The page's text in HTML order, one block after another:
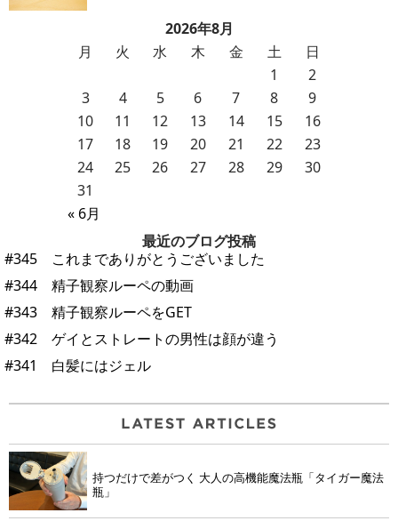
2026年8月
月
火 水 木 金 土 日
« 6月
1
2
3
4 5 6 7 8
9
10
11 12 13 14 15
16
17
18 19 20 21 22
23
24
25 26 27 28 29
30
31
最近のブログ投稿
#345 これまでありがとうございました
#344 精子観察ルーペの動画
#343 精子観察ルーペをGET
#342 ゲイとストレートの男性は顔が違う
#341 白髪にはジェル
持つだけで差がつく 大人の高機能魔法瓶「タイガー魔法
瓶」